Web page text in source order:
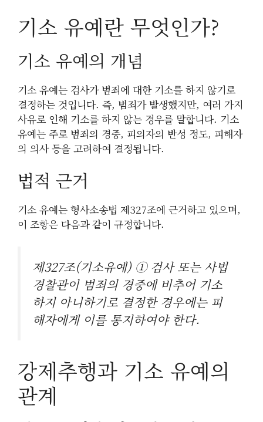
기소 유예란 무엇인가?
기소 유예의 개념
기소 유예는 검사가 범죄에 대한 기소를 하지 않기로
결정하는 것입니다. 즉, 범죄가 발생했지만, 여러 가지
사유로 인해 기소를 하지 않는 경우를 말합니다. 기소
유예는 주로 범죄의 경중, 피의자의 반성 정도, 피해자
의 의사 등을 고려하여 결정됩니다.
법적 근거
기소 유예는 형사소송법 제327조에 근거하고 있으며,
이 조항은 다음과 같이 규정합니다.
제327조(기소유예) ① 검사 또는 사법
경찰관이 범죄의 경중에 비추어 기소
하지 아니하기로 결정한 경우에는 피
해자에게 이를 통지하여야 한다.
강제추행과 기소 유예의
관계